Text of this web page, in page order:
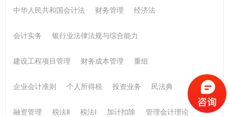
中华人民共和国会计法 财务管理 经济法
会计实务 银行业法律法规与综合能力
建设工程项目管理 财务成本管理 重组
企业会计准则 个人所得税 投资业务 民法典
融资管理 税法Ⅱ 税法Ⅰ 加计扣除 管理会计理论